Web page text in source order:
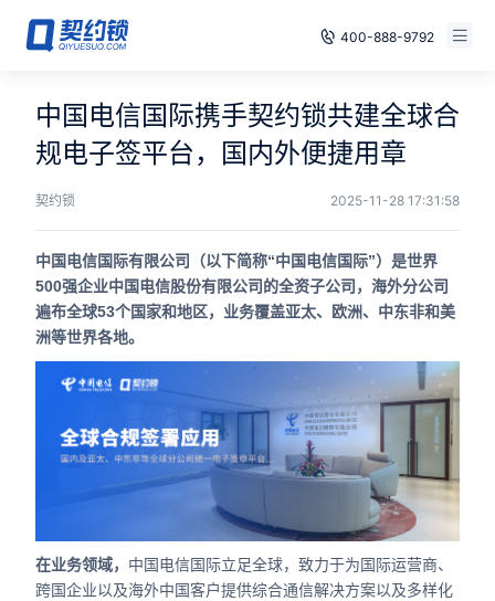
400-888-9792
电子签章
印章管控
数字存档
安全合规
我们
免费试用
已有账号，登录
中国电信国际携手契约锁共建全球合
规电子签平台，国内外便捷用章
契约锁 2025-11-28 17:31:58
中国电信国际有限公司（以下简称“中国电信国际”）是世界
500强企业中国电信股份有限公司的全资子公司，海外分公司
遍布全球53个国家和地区，业务覆盖亚太、欧洲、中东非和美
洲等世界各地。
在业务领域， 中国电信国际立足全球，致力于为国际运营商、
跨国企业以及海外中国客户提供综合通信解决方案以及多样化